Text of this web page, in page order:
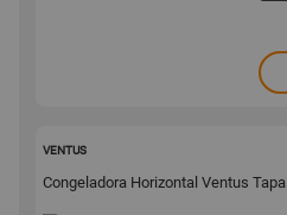
VENTUS
Congeladora Horizontal Ventus